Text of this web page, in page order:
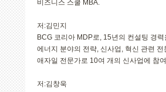
비즈니스 스쿨 MBA.
저:김민지
BCG 코리아 MDP로, 15년의 컨설팅 경
에너지 분야의 전략, 신사업, 혁신 관련
애자일 전문가로 10여 개의 신사업에 참
저:김창욱